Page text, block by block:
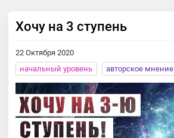
Хочу на 3 ступень
22 Октября 2020
начальный уровень
авторское мнение